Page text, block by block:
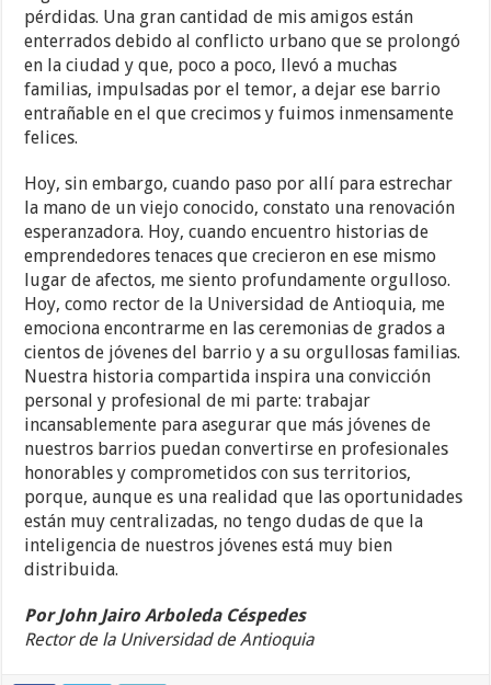
pérdidas. Una gran cantidad de mis amigos están
enterrados debido al conflicto urbano que se prolongó
en la ciudad y que, poco a poco, llevó a muchas
familias, impulsadas por el temor, a dejar ese barrio
entrañable en el que crecimos y fuimos inmensamente
felices.
Hoy, sin embargo, cuando paso por allí para estrechar
la mano de un viejo conocido, constato una renovación
esperanzadora. Hoy, cuando encuentro historias de
emprendedores tenaces que crecieron en ese mismo
lugar de afectos, me siento profundamente orgulloso.
Hoy, como rector de la Universidad de Antioquia, me
emociona encontrarme en las ceremonias de grados a
cientos de jóvenes del barrio y a su orgullosas familias.
Nuestra historia compartida inspira una convicción
personal y profesional de mi parte: trabajar
incansablemente para asegurar que más jóvenes de
nuestros barrios puedan convertirse en profesionales
honorables y comprometidos con sus territorios,
porque, aunque es una realidad que las oportunidades
están muy centralizadas, no tengo dudas de que la
inteligencia de nuestros jóvenes está muy bien
distribuida.
Por John Jairo Arboleda Céspedes
Rector de la Universidad de Antioquia